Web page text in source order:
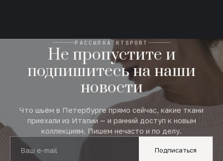
РАССЫЛКА KTSPORT
Не пропустите и
подпишитесь на наши
новости
Что шьём в Петербурге прямо сейчас, какие ткани
приехали из Италии — и ранний доступ к новым
коллекциям. Пишем нечасто и по делу.
Подписаться